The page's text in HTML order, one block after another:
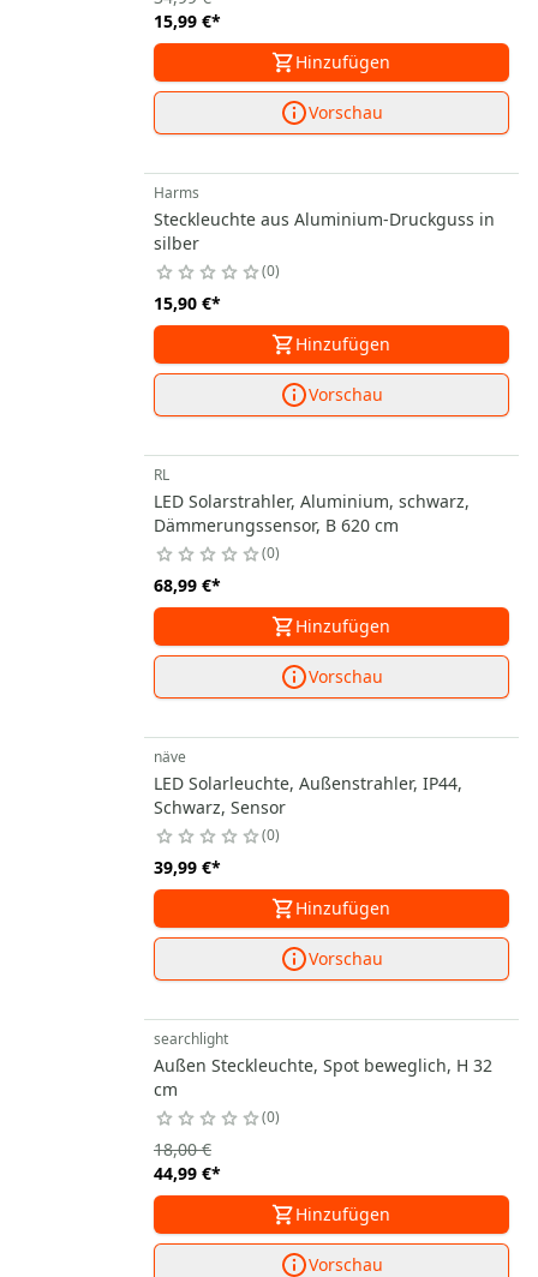
15,99 €*
Hinzufügen
Vorschau
Harms
Steckleuchte aus Aluminium-Druckguss in
silber
0
15,90 €*
Hinzufügen
Vorschau
RL
LED Solarstrahler, Aluminium, schwarz,
Dämmerungssensor, B 620 cm
0
68,99 €*
Hinzufügen
Vorschau
näve
LED Solarleuchte, Außenstrahler, IP44,
Schwarz, Sensor
0
39,99 €*
Hinzufügen
Vorschau
searchlight
Außen Steckleuchte, Spot beweglich, H 32
cm
0
44,99 €*
18,00 €
Hinzufügen
Vorschau